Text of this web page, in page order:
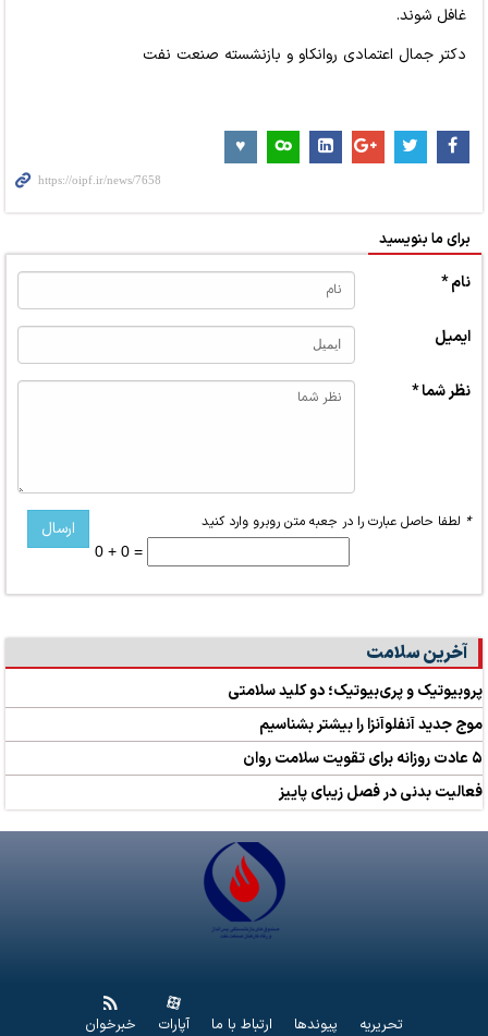
غافل شوند.
دکتر جمال اعتمادی روانکاو و بازنشسته صنعت نفت
برای ما بنویسید
نام *
ایمیل
نظر شما *
* لطفا حاصل عبارت را در جعبه متن روبرو وارد کنید
0 + 0 =
آخرین سلامت
پروبیوتیک و پری‌بیوتیک؛ دو کلید سلامتی
موج جدید آنفلوآنزا را بیشتر بشناسیم
۵ عادت روزانه برای تقویت سلامت روان
فعالیت بدنی در فصل زیبای پاییز
تحریریه پیوندها ارتباط با ما آپارات خبرخوان